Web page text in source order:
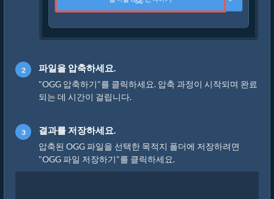
파일을 압축하세요.
"OGG 압축하기"를 클릭하세요. 압축 과정이 시작되며 완료
되는 데 시간이 걸립니다.
결과를 저장하세요.
압축된 OGG 파일을 선택한 목적지 폴더에 저장하려면
"OGG 파일 저장하기"를 클릭하세요.